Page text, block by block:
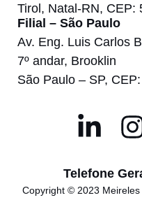
Tirol, Natal-RN, CEP:
Filial – São Paulo
Av. Eng. Luis Carlos
7º andar, Brooklin
São Paulo – SP,
Telefone
Copyright © 2023 Meireles